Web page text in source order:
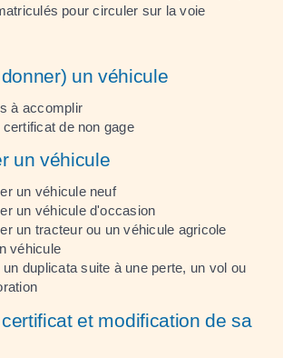
pour circuler sur la voie
un véhicule
à accomplir
de non gage
un véhicule
un véhicule neuf
un véhicule d'occasion
un tracteur ou un véhicule agricole
véhicule
un duplicata suite à une perte, un vol ou
et modification de sa